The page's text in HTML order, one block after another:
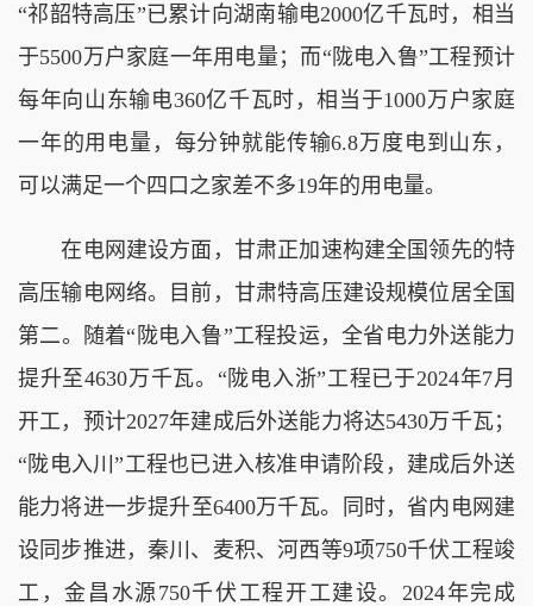
“祁韶特高压”已累计向湖南输电2000亿千瓦时，相当
于5500万户家庭一年用电量；而“陇电入鲁”工程预计
每年向山东输电360亿千瓦时，相当于1000万户家庭
一年的用电量，每分钟就能传输6.8万度电到山东，
可以满足一个四口之家差不多19年的用电量。
在电网建设方面，甘肃正加速构建全国领先的特
高压输电网络。目前，甘肃特高压建设规模位居全国
第二。随着“陇电入鲁”工程投运，全省电力外送能力
提升至4630万千瓦。“陇电入浙”工程已于2024年7月
开工，预计2027年建成后外送能力将达5430万千瓦；
“陇电入川”工程也已进入核准申请阶段，建成后外送
能力将进一步提升至6400万千瓦。同时，省内电网建
设同步推进，秦川、麦积、河西等9项750千伏工程竣
工，金昌水源750千伏工程开工建设。2024年完成